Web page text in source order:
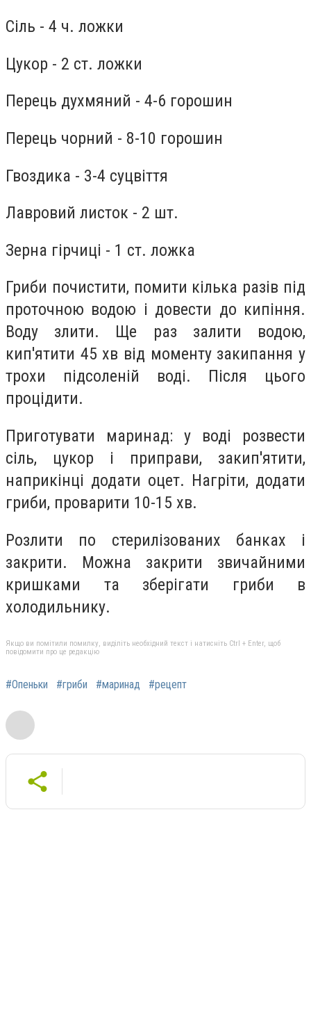
Сіль - 4 ч. ложки
Цукор - 2 ст. ложки
Перець духмяний - 4-6 горошин
Перець чорний - 8-10 горошин
Гвоздика - 3-4 суцвіття
Лавровий листок - 2 шт.
Зерна гірчиці - 1 ст. ложка
Гриби почистити, помити кілька разів під
проточною водою і довести до кипіння.
Воду злити. Ще раз залити водою,
кип'ятити 45 хв від моменту закипання у
трохи підсоленій воді. Після цього
процідити.
Приготувати маринад: у воді розвести
сіль, цукор і приправи, закип'ятити,
наприкінці додати оцет. Нагріти, додати
гриби, проварити 10-15 хв.
Розлити по стерилізованих банках і
закрити. Можна закрити звичайними
кришками та зберігати гриби в
холодильнику.
Якщо ви помітили помилку, виділіть необхідний текст і натисніть Ctrl + Enter, щоб
повідомити про це редакцію
#Опеньки #гриби #маринад #рецепт